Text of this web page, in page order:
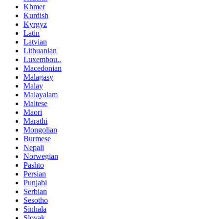
Khmer
Kurdish
Kyrgyz
Latin
Latvian
Lithuanian
Luxembou..
Macedonian
Malagasy
Malay
Malayalam
Maltese
Maori
Marathi
Mongolian
Burmese
Nepali
Norwegian
Pashto
Persian
Punjabi
Serbian
Sesotho
Sinhala